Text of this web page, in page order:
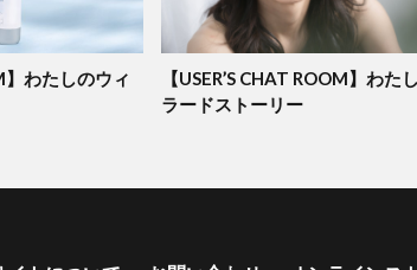
】わたしのウィ
【USER’S CHAT ROOM】わた
ラードストーリー